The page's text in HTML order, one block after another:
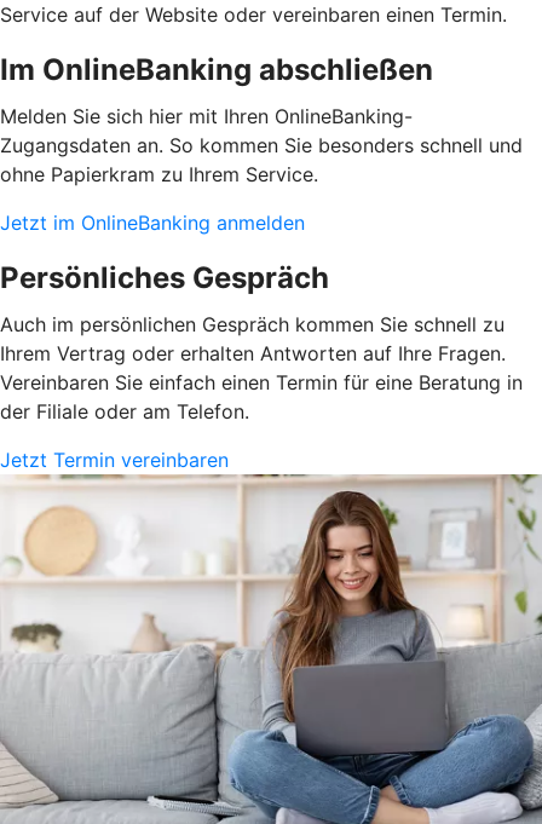
Service auf der Website oder vereinbaren einen Termin.
Im OnlineBanking abschließen
Melden Sie sich hier mit Ihren OnlineBanking-
Zugangsdaten an. So kommen Sie besonders schnell und
ohne Papierkram zu Ihrem Service.
Jetzt im OnlineBanking anmelden
Persönliches Gespräch
Auch im persönlichen Gespräch kommen Sie schnell zu
Ihrem Vertrag oder erhalten Antworten auf Ihre Fragen.
Vereinbaren Sie einfach einen Termin für eine Beratung in
der Filiale oder am Telefon.
Jetzt Termin vereinbaren